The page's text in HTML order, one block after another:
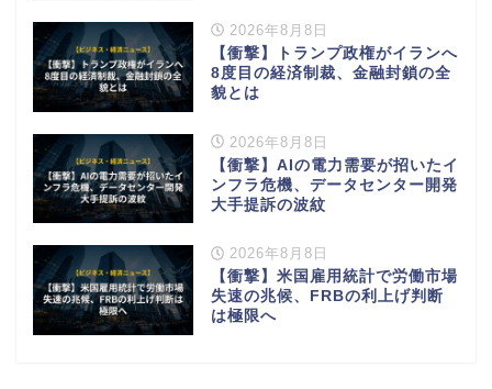
2026年8月8日
【衝撃】トランプ政権がイランへ
8度目の経済制裁、金融封鎖の全
貌とは
2026年8月8日
【衝撃】AIの電力需要が招いたイ
ンフラ危機、データセンター開発
大手提訴の波紋
2026年8月8日
【衝撃】米国雇用統計で労働市場
失速の兆候、FRBの利上げ判断
は極限へ